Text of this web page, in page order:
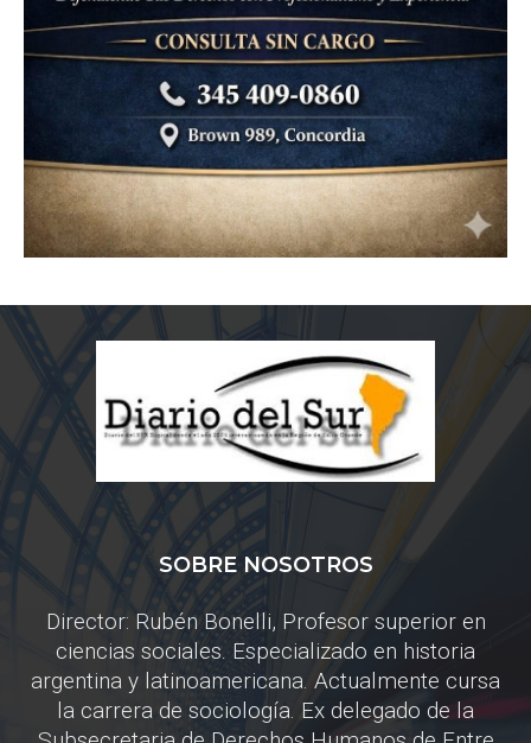
SOBRE NOSOTROS
Director: Rubén Bonelli, Profesor superior en
ciencias sociales. Especializado en historia
argentina y latinoamericana. Actualmente cursa
la carrera de sociología. Ex delegado de la